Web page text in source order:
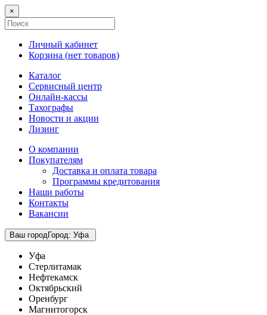
×
Личный кабинет
Корзина (нет товаров)
Каталог
Сервисный центр
Онлайн-кассы
Тахографы
Новости и акции
Лизинг
О компании
Покупателям
Доставка и оплата товара
Программы кредитования
Наши работы
Контакты
Вакансии
Ваш городГород: Уфа
Уфа
Стерлитамак
Нефтекамск
Октябрьский
Оренбург
Магнитогорск